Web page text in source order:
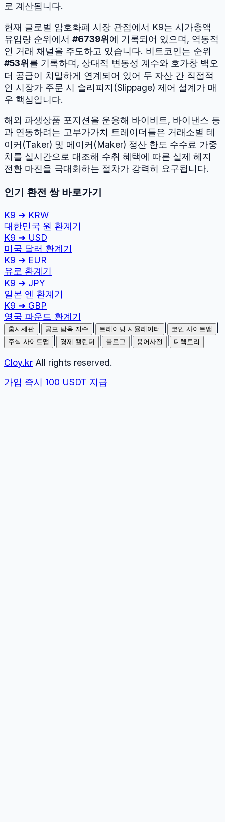
로 계산됩니다.
현재 글로벌 암호화폐 시장 관점에서 K9는 시가총액
유입량 순위에서 #6739위에 기록되어 있으며, 역동적
인 거래 채널을 주도하고 있습니다. 비트코인는 순위
#53위를 기록하며, 상대적 변동성 계수와 호가창 백오
더 공급이 치밀하게 연계되어 있어 두 자산 간 직접적
인 시장가 주문 시 슬리피지(Slippage) 제어 설계가 매
우 핵심입니다.
해외 파생상품 포지션을 운용해 바이비트, 바이낸스 등
과 연동하려는 고부가가치 트레이더들은 거래소별 테
이커(Taker) 및 메이커(Maker) 정산 한도 수수료 가중
치를 실시간으로 대조해 수취 혜택에 따른 실제 헤지
전환 마진을 극대화하는 절차가 강력히 요구됩니다.
인기 환전 쌍 바로가기
K9 ➔ KRW
대한민국 원 환계기
K9 ➔ USD
미국 달러 환계기
K9 ➔ EUR
유로 환계기
K9 ➔ JPY
일본 엔 환계기
K9 ➔ GBP
영국 파운드 환계기
홈시세판 공포 탐욕 지수 트레이딩 시뮬레이터 코인 사이트맵
주식 사이트맵 경제 캘린더 블로그 용어사전 디렉토리
Cloy.kr All rights reserved.
가입 즉시 100 USDT 지급